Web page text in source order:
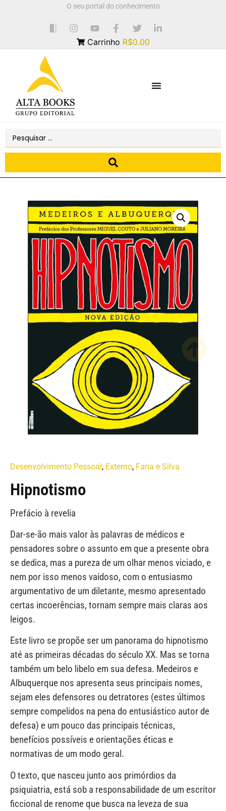
O seu portal do conhecimento
Carrinho R$0.00
Desenvolvimento Pessoal, Externo, Faria e Silva
Hipnotismo
Prefácio à revelia
Dar-se-ão mais valor às palavras de médicos e
pensadores sobre o assunto em que a presente obra
se dedica, mas a pureza de um olhar menos viciado, e
nem por isso menos vaidoso, com o entusiasmo
argumentativo de um diletante, mesmo apresentado
certas incoerências, tornam sempre mais claras aos
leigos.
Este livro se propõe ser um panorama do hipnotismo
até as primeiras décadas do século XX. Mas se torna
também um belo libelo em sua defesa. Medeiros e
Albuquerque nos apresenta seus principais nomes,
sejam eles defensores ou detratores (estes últimos
sempre compelidos na pena do entusiástico autor de
defesa) e um pouco das principais técnicas,
benefícios possíveis e orientações éticas e
normativas de um modo geral.
O texto, que nasceu junto aos primórdios da
psiquiatria, está sob a responsabilidade de um escritor
ficcional de renome que busca na leveza de sua